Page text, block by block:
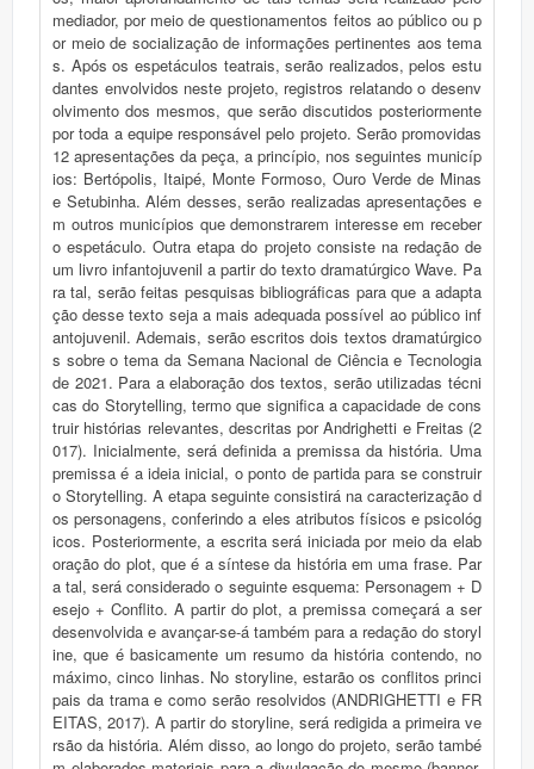
mediador, por meio de questionamentos feitos ao público ou p
or meio de socialização de informações pertinentes aos tema
s. Após os espetáculos teatrais, serão realizados, pelos estu
dantes envolvidos neste projeto, registros relatando o desenv
olvimento dos mesmos, que serão discutidos posteriormente
por toda a equipe responsável pelo projeto. Serão promovidas
12 apresentações da peça, a princípio, nos seguintes municíp
ios: Bertópolis, Itaipé, Monte Formoso, Ouro Verde de Minas
e Setubinha. Além desses, serão realizadas apresentações e
m outros municípios que demonstrarem interesse em receber
o espetáculo. Outra etapa do projeto consiste na redação de
um livro infantojuvenil a partir do texto dramatúrgico Wave. Pa
ra tal, serão feitas pesquisas bibliográficas para que a adapta
ção desse texto seja a mais adequada possível ao público inf
antojuvenil. Ademais, serão escritos dois textos dramatúrgico
s sobre o tema da Semana Nacional de Ciência e Tecnologia
de 2021. Para a elaboração dos textos, serão utilizadas técni
cas do Storytelling, termo que significa a capacidade de cons
truir histórias relevantes, descritas por Andrighetti e Freitas (2
017). Inicialmente, será definida a premissa da história. Uma
premissa é a ideia inicial, o ponto de partida para se construir
o Storytelling. A etapa seguinte consistirá na caracterização d
os personagens, conferindo a eles atributos físicos e psicológ
icos. Posteriormente, a escrita será iniciada por meio da elab
oração do plot, que é a síntese da história em uma frase. Par
a tal, será considerado o seguinte esquema: Personagem + D
esejo + Conflito. A partir do plot, a premissa começará a ser
desenvolvida e avançar-se-á também para a redação do storyl
ine, que é basicamente um resumo da história contendo, no
máximo, cinco linhas. No storyline, estarão os conflitos princi
pais da trama e como serão resolvidos (ANDRIGHETTI e FR
EITAS, 2017). A partir do storyline, será redigida a primeira ve
rsão da história. Além disso, ao longo do projeto, serão també